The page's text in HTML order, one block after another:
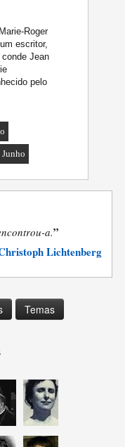
Roger
escritor,
Jean
pelo
Junho
a.”
Lichtenberg
Temas